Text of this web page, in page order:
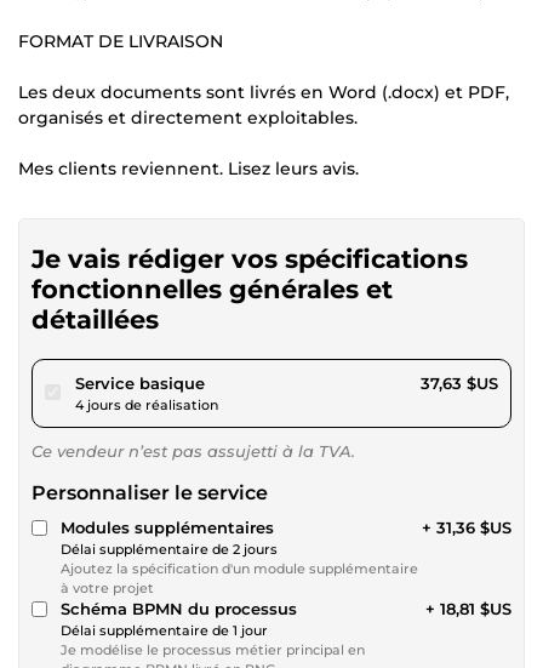
FORMAT DE LIVRAISON
Les deux documents sont livrés en Word (.docx) et PDF,
organisés et directement exploitables.
Mes clients reviennent. Lisez leurs avis.
Je vais rédiger vos spécifications
fonctionnelles générales et
détaillées
Service basiquepour 34,68 $US
4 jours de réalisation
37,63 $US
Ce vendeur n’est pas assujetti à la TVA.
Personnaliser le service
Modules supplémentaires
Délai supplémentaire de 2 jours
Ajoutez la spécification d'un module supplémentaire
à votre projet
+ 31,36 $US
Schéma BPMN du processus
Délai supplémentaire de 1 jour
Je modélise le processus métier principal en
+ 18,81 $US